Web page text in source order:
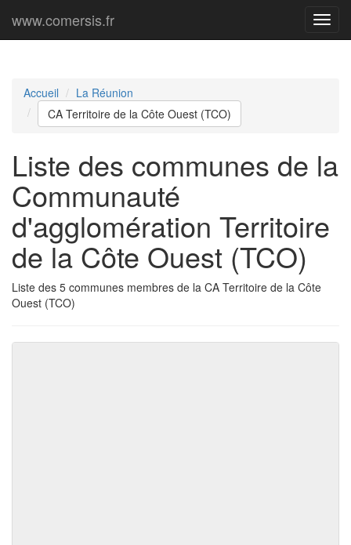
Menu
www.comersis.fr
Accueil
La Réunion
CA Territoire de la Côte Ouest (TCO)
Liste des communes de la
Communauté
d'agglomération Territoire
de la Côte Ouest (TCO)
Liste des 5 communes membres de la CA Territoire de la Côte
Ouest (TCO)